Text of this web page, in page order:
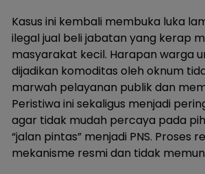
Kasus ini kembali membuka luka
ilegal jual beli jabatan yang kerap
masyarakat kecil. Harapan warga
dijadikan komoditas oleh oknum
marwah pelayanan publik dan
Peristiwa ini sekaligus menjadi
agar tidak mudah percaya pada
“jalan pintas” menjadi PNS. Proses
mekanisme resmi dan tidak